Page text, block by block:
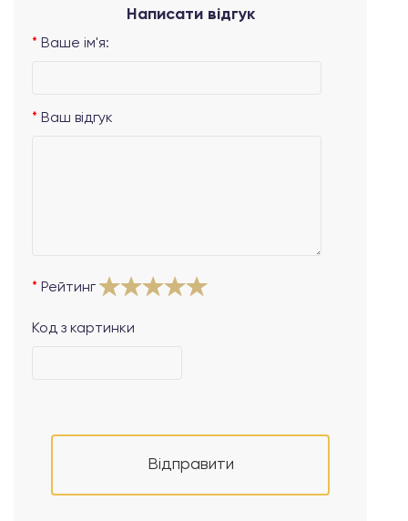
Написати відгук
Ваше ім'я:
Ваш відгук
Рейтинг
Код з картинки
Відправити